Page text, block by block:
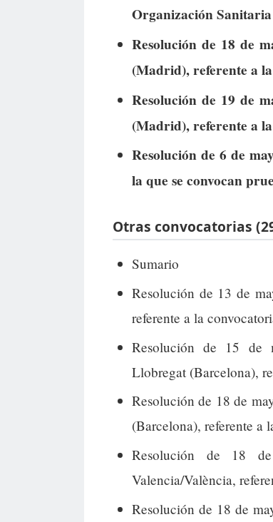
Organización
Resolución de 18 de
(Madrid), referente a
Resolución de 19 de
(Madrid), referente a
Resolución de 6 de
la que se convocan
Otras convocatorias
Sumario
Resolución de 13 de
referente a la
Resolución de 15 de
Llobregat (Barcelona),
Resolución de 18 de
(Barcelona), referente a
Resolución de 18
Valencia/València,
Resolución de 18 de